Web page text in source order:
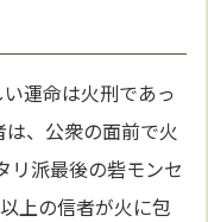
運命は火刑であっ
、公衆の面前で火
リ派最後の砦モンセ
上の信者が火に包